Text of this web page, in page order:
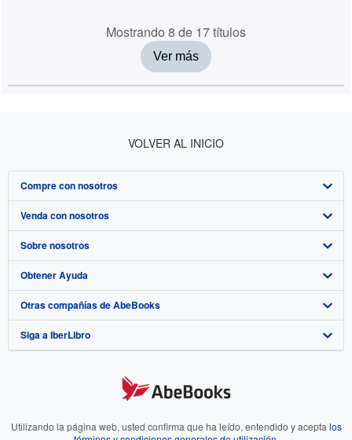
Mostrando 8 de 17 títulos
Ver más
VOLVER AL INICIO
Compre con nosotros
Búsqueda avanzada
Colecciones
Mi cuenta
Mis pedidos
Ver carrito
Venda con nosotros
Comenzar a vender
Únase a nuestro programa de afiliados
Recomiende un vendedor
Sobre nosotros
Sobre IberLibro
Medios
Empleo
Preferencias de cookies
Aviso de cookies
Obtener Ayuda
Preguntas frecuentes y guías
Atención al Cliente
Otras compañías de AbeBooks
AbeBooks.com
AbeBooks.fr
Siga a IberLibro
Utilizando la página web, usted confirma que ha leído, entendido y acepta los